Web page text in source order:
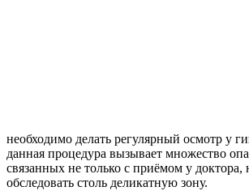
необходимо делать регулярный осмотр у
данная процедура вызывает множество
связанных не только с приёмом у
обследовать столь деликатную зону.